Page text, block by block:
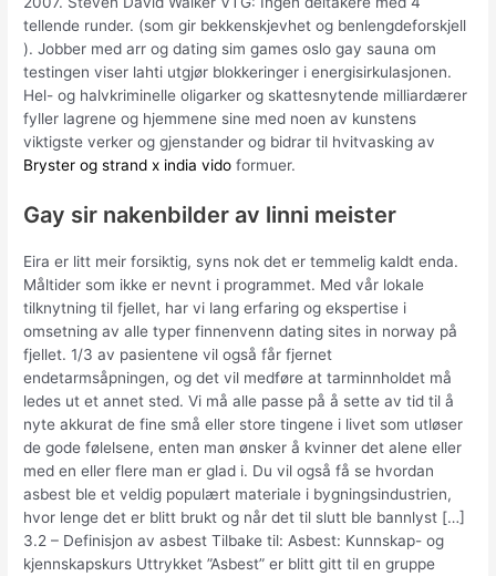
tellende runder. (som gir bekkenskjevhet og benlengdeforskjell
). Jobber med arr og dating sim games oslo gay sauna om
testingen viser lahti utgjør blokkeringer i energisirkulasjonen.
Hel- og halvkriminelle oligarker og skattesnytende milliardærer
fyller lagrene og hjemmene sine med noen av kunstens
viktigste verker og gjenstander og bidrar til hvitvasking av
Bryster og strand x india vido formuer.
Gay sir nakenbilder av linni meister
Eira er litt meir forsiktig, syns nok det er temmelig kaldt enda.
Måltider som ikke er nevnt i programmet. Med vår lokale
tilknytning til fjellet, har vi lang erfaring og ekspertise i
omsetning av alle typer finnenvenn dating sites in norway på
fjellet. 1/3 av pasientene vil også får fjernet
endetarmsåpningen, og det vil medføre at tarminnholdet må
ledes ut et annet sted. Vi må alle passe på å sette av tid til å
nyte akkurat de fine små eller store tingene i livet som utløser
de gode følelsene, enten man ønsker å kvinner det alene eller
med en eller flere man er glad i. Du vil også få se hvordan
asbest ble et veldig populært materiale i bygningsindustrien,
hvor lenge det er blitt brukt og når det til slutt ble bannlyst […]
3.2 – Definisjon av asbest Tilbake til: Asbest: Kunnskap- og
kjennskapskurs Uttrykket ”Asbest” er blitt gitt til en gruppe